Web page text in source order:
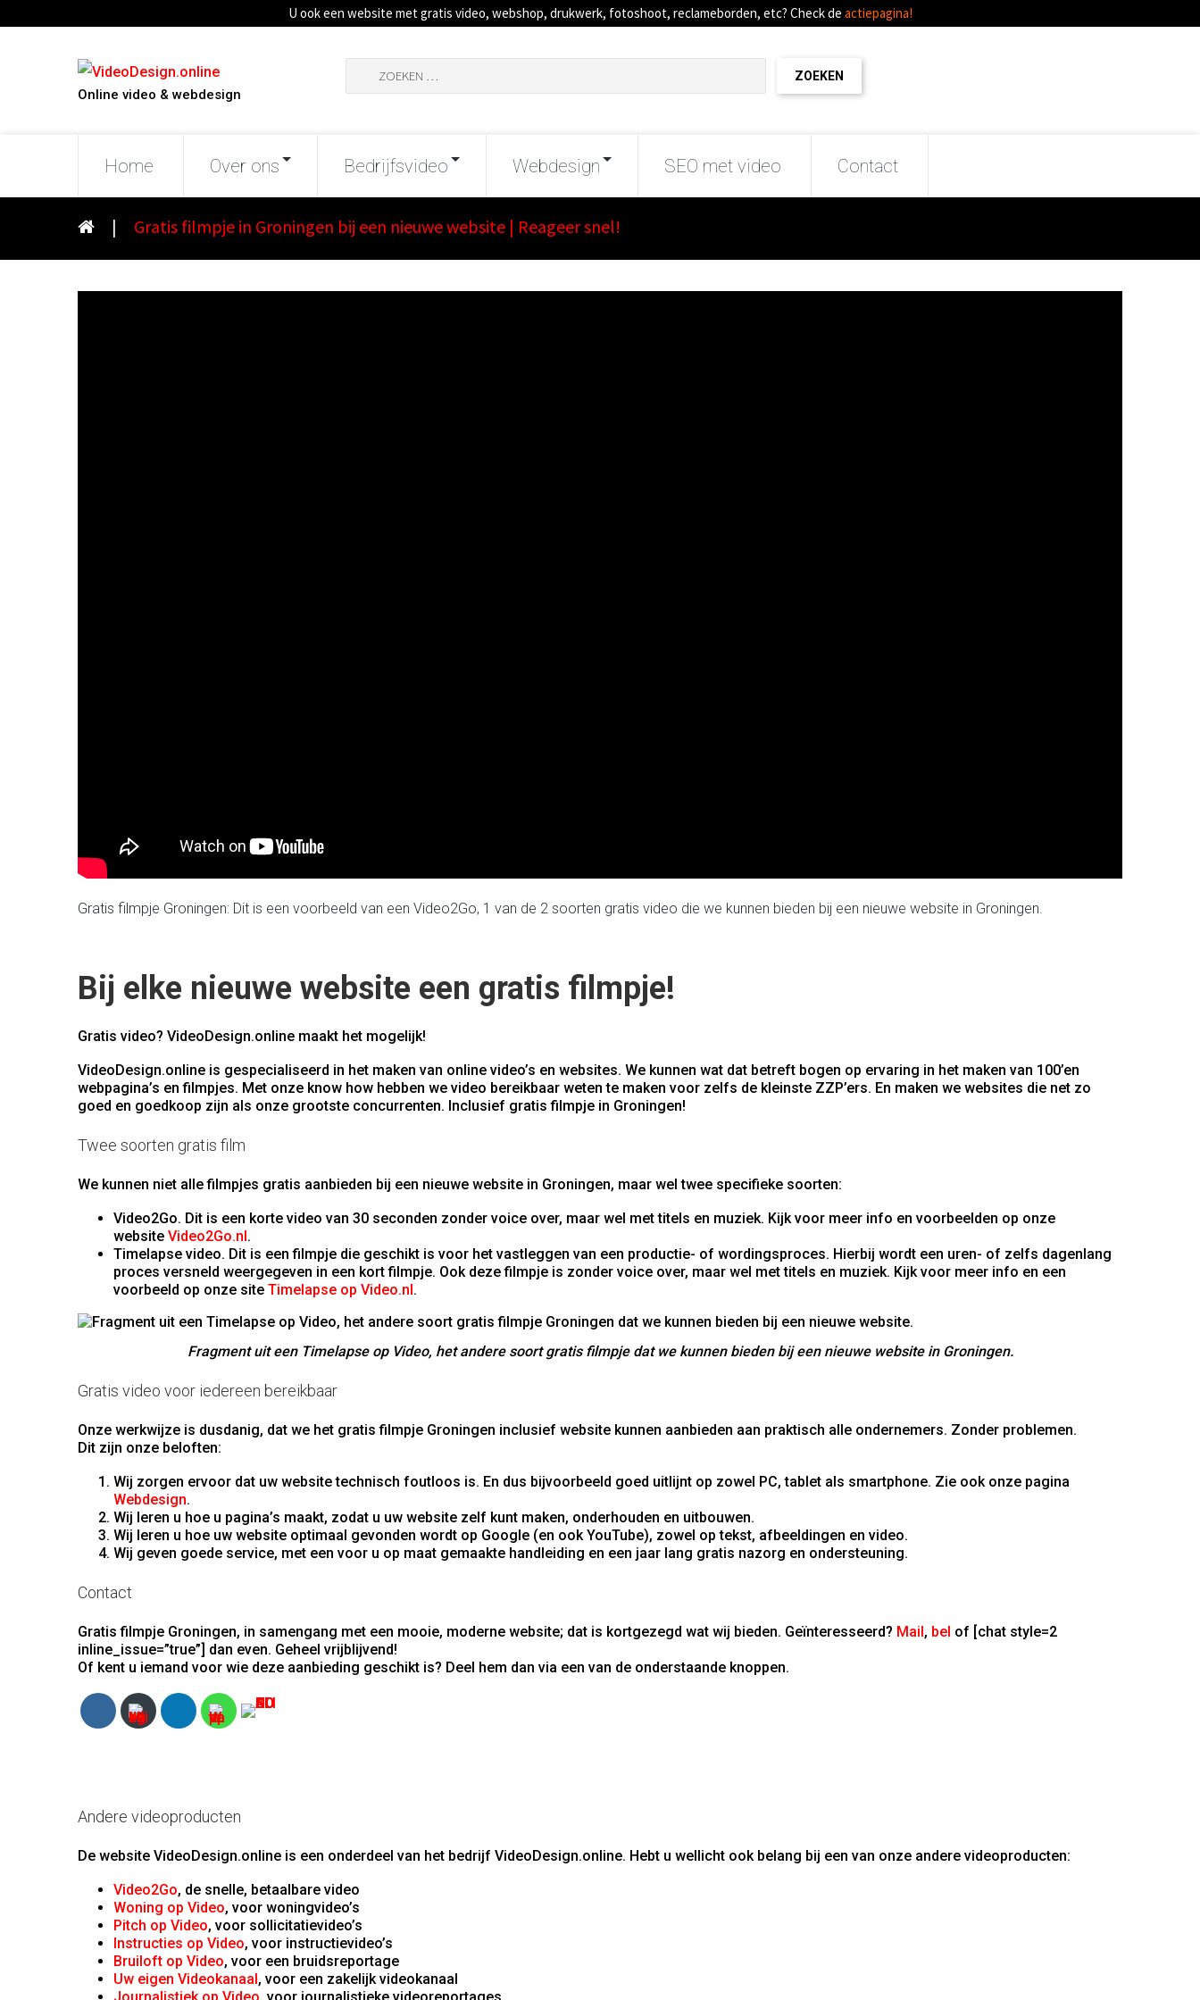
U ook een website met gratis video, webshop, drukwerk, fotoshoot, reclameborden, etc? Check de actiepagina!
Online video & webdesign
Home Over ons Bedrijfsvideo Webdesign SEO met video Contact
| Gratis filmpje in Groningen bij een nieuwe website | Reageer snel!
Gratis filmpje Groningen: Dit is een voorbeeld van een Video2Go, 1 van de 2 soorten gratis video die we kunnen bieden bij een nieuwe website in Groningen.
Bij elke nieuwe website een gratis filmpje!
Gratis video? VideoDesign.online maakt het mogelijk!
VideoDesign.online is gespecialiseerd in het maken van online video’s en websites. We kunnen wat dat betreft bogen op ervaring in het maken van 100’en
webpagina’s en filmpjes. Met onze know how hebben we video bereikbaar weten te maken voor zelfs de kleinste ZZP’ers. En maken we websites die net zo
goed en goedkoop zijn als onze grootste concurrenten. Inclusief gratis filmpje in Groningen!
Twee soorten gratis film
We kunnen niet alle filmpjes gratis aanbieden bij een nieuwe website in Groningen, maar wel twee specifieke soorten:
Video2Go. Dit is een korte video van 30 seconden zonder voice over, maar wel met titels en muziek. Kijk voor meer info en voorbeelden op onze
website Video2Go.nl.
Timelapse video. Dit is een filmpje die geschikt is voor het vastleggen van een productie- of wordingsproces. Hierbij wordt een uren- of zelfs dagenlang
proces versneld weergegeven in een kort filmpje. Ook deze filmpje is zonder voice over, maar wel met titels en muziek. Kijk voor meer info en een
voorbeeld op onze site Timelapse op Video.nl.
Fragment uit een Timelapse op Video, het andere soort gratis filmpje dat we kunnen bieden bij een nieuwe website in Groningen.
Gratis video voor iedereen bereikbaar
Onze werkwijze is dusdanig, dat we het gratis filmpje Groningen inclusief website kunnen aanbieden aan praktisch alle ondernemers. Zonder problemen.
Dit zijn onze beloften:
Wij zorgen ervoor dat uw website technisch foutloos is. En dus bijvoorbeeld goed uitlijnt op zowel PC, tablet als smartphone. Zie ook onze pagina
Webdesign.
Wij leren u hoe u pagina’s maakt, zodat u uw website zelf kunt maken, onderhouden en uitbouwen.
Wij leren u hoe uw website optimaal gevonden wordt op Google (en ook YouTube), zowel op tekst, afbeeldingen en video.
Wij geven goede service, met een voor u op maat gemaakte handleiding en een jaar lang gratis nazorg en ondersteuning.
Contact
Gratis filmpje Groningen, in samengang met een mooie, moderne website; dat is kortgezegd wat wij bieden. Geïnteresseerd? Mail, bel of [chat style=2
inline_issue=”true”] dan even. Geheel vrijblijvend!
Of kent u iemand voor wie deze aanbieding geschikt is? Deel hem dan via een van de onderstaande knoppen.
Andere videoproducten
De website VideoDesign.online is een onderdeel van het bedrijf VideoDesign.online. Hebt u wellicht ook belang bij een van onze andere videoproducten:
Video2Go, de snelle, betaalbare video
Woning op Video, voor woningvideo’s
Pitch op Video, voor sollicitatievideo’s
Instructies op Video, voor instructievideo’s
Bruiloft op Video, voor een bruidsreportage
Uw eigen Videokanaal, voor een zakelijk videokanaal
Journalistiek op Video , voor journalistieke videoreportages